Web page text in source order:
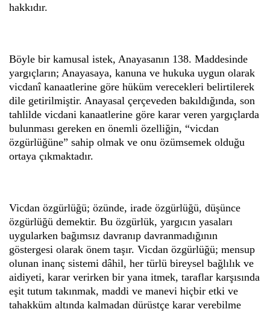
hakkıdır.
Böyle bir kamusal istek, Anayasanın 138. Maddesinde
yargıçların; Anayasaya, kanuna ve hukuka uygun olarak
vicdanî kanaatlerine göre hüküm verecekleri belirtilerek
dile getirilmiştir. Anayasal çerçeveden bakıldığında, son
tahlilde vicdani kanaatlerine göre karar veren yargıçlarda
bulunması gereken en önemli özelliğin, “vicdan
özgürlüğüne” sahip olmak ve onu özümsemek olduğu
ortaya çıkmaktadır.
Vicdan özgürlüğü; özünde, irade özgürlüğü, düşünce
özgürlüğü demektir. Bu özgürlük, yargıcın yasaları
uygularken bağımsız davranıp davranmadığının
göstergesi olarak önem taşır. Vicdan özgürlüğü; mensup
olunan inanç sistemi dâhil, her türlü bireysel bağlılık ve
aidiyeti, karar verirken bir yana itmek, taraflar karşısında
eşit tutum takınmak, maddi ve manevi hiçbir etki ve
tahakküm altında kalmadan dürüstçe karar verebilme